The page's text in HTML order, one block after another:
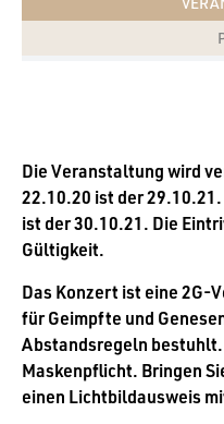
Die Veranstaltung wird
22.10.20 ist der
ist der 30.10.21. Die
Gültigkeit.
Das Konzert ist eine
für Geimpfte und
Abstandsregeln
Maskenpflicht. Bringen
einen Lichtbildausweis